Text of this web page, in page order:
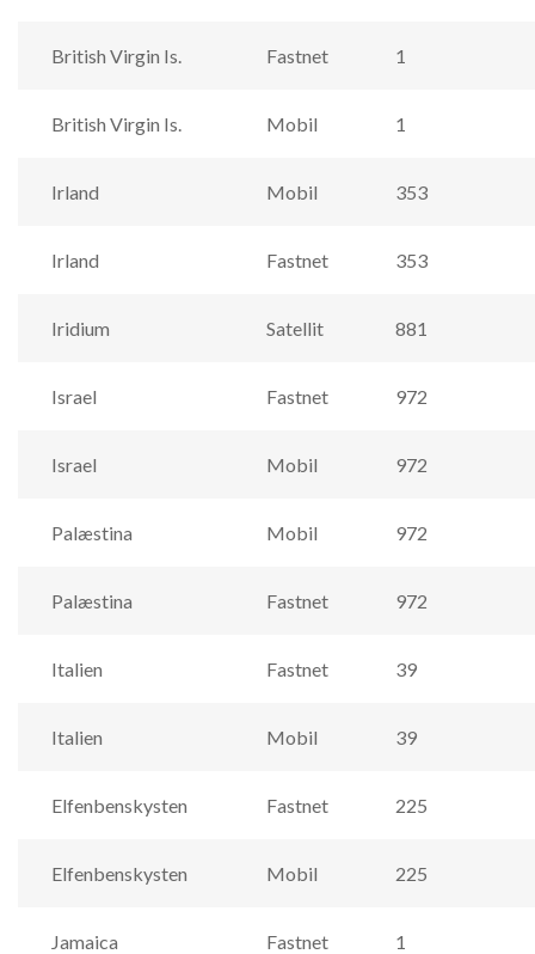
British Virgin Is. Fastnet 1
British Virgin Is. Mobil 1
Irland Mobil 353
Irland Fastnet 353
Iridium Satellit 881
Israel Fastnet 972
Israel Mobil 972
Palæstina Mobil 972
Palæstina Fastnet 972
Italien Fastnet 39
Italien Mobil 39
Elfenbenskysten Fastnet 225
Elfenbenskysten Mobil 225
Jamaica Fastnet 1